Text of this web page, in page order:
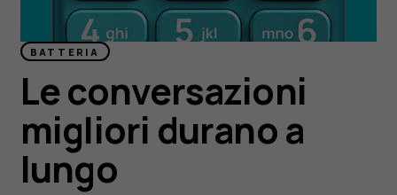
BATTERIA
Le conversazioni
migliori durano a
lungo